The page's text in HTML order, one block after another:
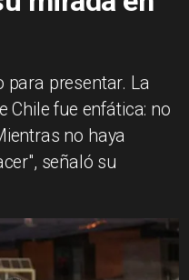
para presentar. La
Chile fue enfática: no
no haya
señaló su